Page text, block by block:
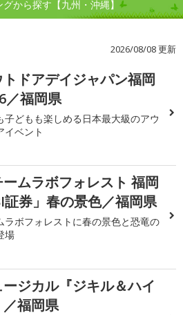
から探す【九州・沖縄】
2026/08/08 更新
トドアデイジャパン福岡
／福岡県
子どもも楽しめる日本最大級のアウ
イベント
ームラボフォレスト 福岡
証券」春の景色／福岡県
ラボフォレストに春の景色と恐竜の
場
ージカル『ジキル＆ハイ
／福岡県